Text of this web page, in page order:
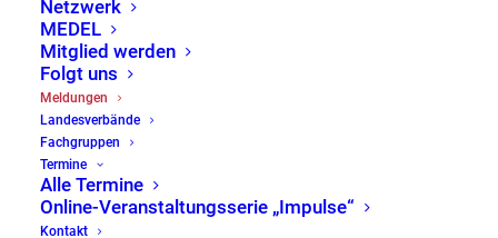
Netzwerk
MEDEL
Mitglied werden
Folgt uns
Meldungen
Landesverbände
Fachgruppen
Termine
Alle Termine
Online-Veranstaltungsserie „Impulse“
Kontakt
26. November 2025
Saarland
Hier gibt es ein Musterschreiben
an die ZBS in Saarbrücken mit
dem Antrag auf Gewährung einer